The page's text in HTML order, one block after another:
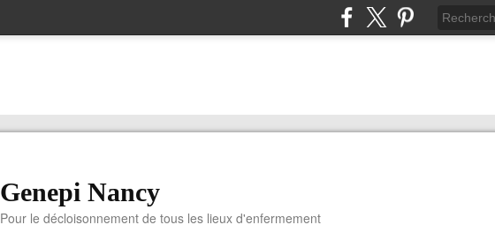
Genepi Nancy
Pour le décloisonnement de tous les lieux d'enfermement